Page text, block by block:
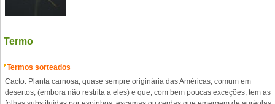
Termo
Termos sorteados
Cacto: Planta carnosa, quase sempre originária das Américas, comum em
desertos, (embora não restrita a eles) e que, com bem poucas exceções, tem as